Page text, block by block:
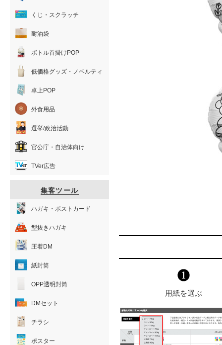
用紙を選ぶ
くじ・スクラッチ
耐油袋
ボトル首掛けPOP
低価格グッズ・ノベルティ
卓上POP
外食用品
選挙/政治活動
官公庁・自治体向け
TVer広告
集客ツール
ハガキ・ポストカード
型抜きハガキ
圧着DM
紙封筒
OPP透明封筒
DMセット
チラシ
ポスター